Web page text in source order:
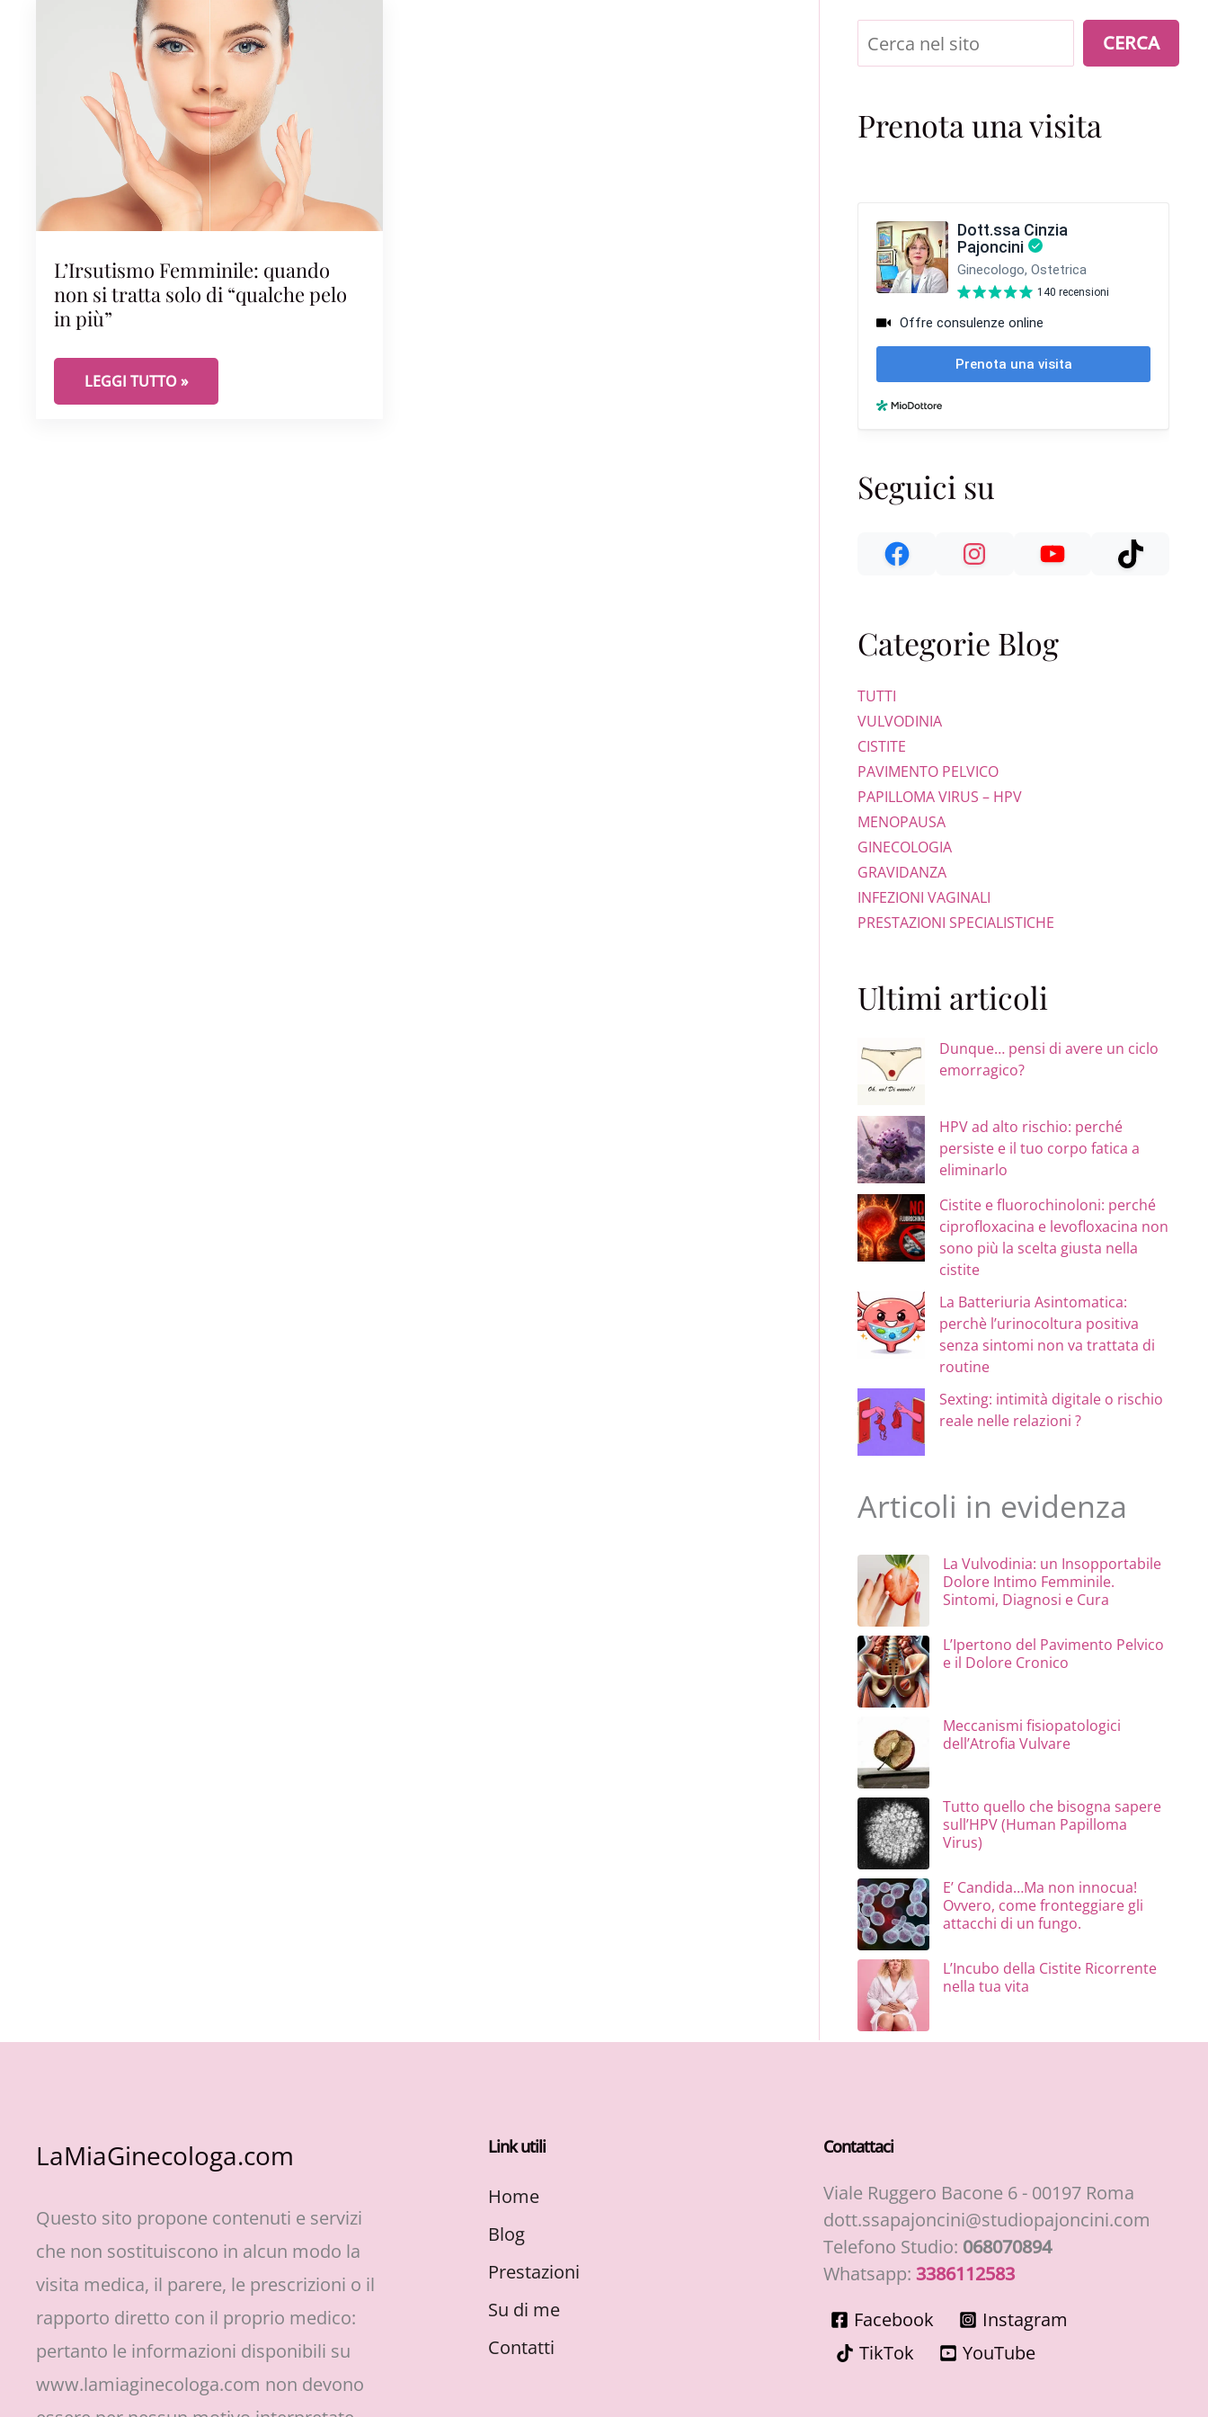
L’Irsutismo Femminile: quando
non si tratta solo di “qualche pelo
in più”
L’IRSUTISMO FEMMINILE: QUANDO NON SI TRATTA SOLO DI “QUALCHE PELO IN PIÙ”
LEGGI TUTTO »
Cerca CERCA
Prenota una visita
Seguici su
Categorie Blog
TUTTI
VULVODINIA
CISTITE
PAVIMENTO PELVICO
PAPILLOMA VIRUS – HPV
MENOPAUSA
GINECOLOGIA
GRAVIDANZA
INFEZIONI VAGINALI
PRESTAZIONI SPECIALISTICHE
Ultimi articoli
Dunque… pensi di avere un ciclo
emorragico?
HPV ad alto rischio: perché
persiste e il tuo corpo fatica a
eliminarlo
Cistite e fluorochinoloni: perché
ciprofloxacina e levofloxacina non
sono più la scelta giusta nella
cistite
La Batteriuria Asintomatica:
perchè l’urinocoltura positiva
senza sintomi non va trattata di
routine
Sexting: intimità digitale o rischio
reale nelle relazioni ?
Articoli in evidenza
La Vulvodinia: un Insopportabile
Dolore Intimo Femminile.
Sintomi, Diagnosi e Cura
L’Ipertono del Pavimento Pelvico
e il Dolore Cronico
Meccanismi fisiopatologici
dell’Atrofia Vulvare
Tutto quello che bisogna sapere
sull’HPV (Human Papilloma
Virus)
E’ Candida…Ma non innocua!
Ovvero, come fronteggiare gli
attacchi di un fungo.
L’Incubo della Cistite Ricorrente
nella tua vita
LaMiaGinecologa.com
Questo sito propone contenuti e servizi
che non sostituiscono in alcun modo la
visita medica, il parere, le prescrizioni o il
rapporto diretto con il proprio medico:
pertanto le informazioni disponibili su
www.lamiaginecologa.com non devono
Link utili
Home
Blog
Prestazioni
Su di me
Contatti
Contattaci
Viale Ruggero Bacone 6 - 00197 Roma
dott.ssapajoncini@studiopajoncini.com
Telefono Studio: 068070894
Whatsapp: 3386112583
Facebook
Instagram
TikTok
YouTube